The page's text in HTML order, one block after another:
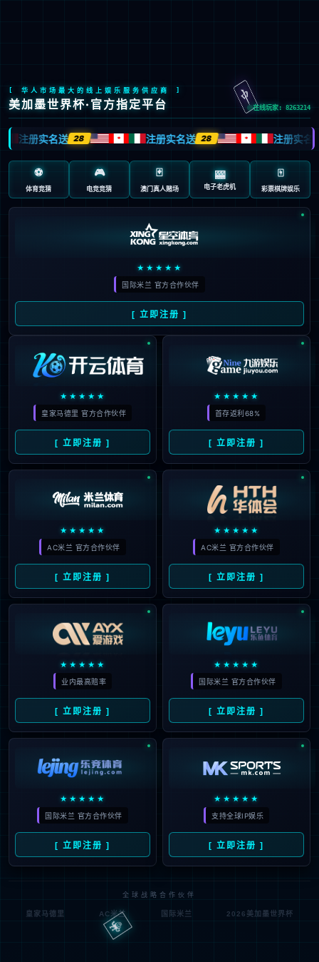
AC米兰中国官网文化
践行“通”的哲学，以人为本，诚信通达；
立天人合一之德，行大健康之道。
了解更多>